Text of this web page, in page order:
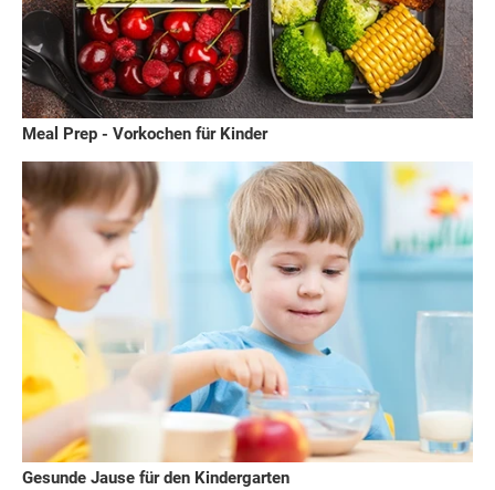
Meal Prep - Vorkochen für Kinder
Gesunde Jause für den Kindergarten